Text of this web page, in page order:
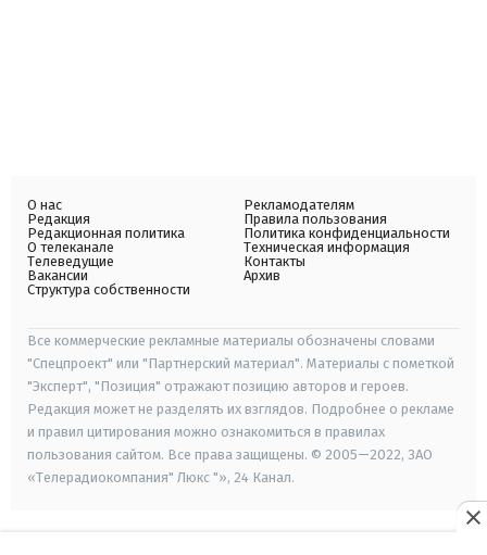
О нас
Редакция
Редакционная политика
О телеканале
Телеведущие
Вакансии
Структура собственности
Рекламодателям
Правила пользования
Политика конфиденциальности
Техническая информация
Контакты
Архив
Все коммерческие рекламные материалы обозначены словами
"Спецпроект" или "Партнерский материал". Материалы с пометкой
"Эксперт", "Позиция" отражают позицию авторов и героев.
Редакция может не разделять их взглядов. Подробнее о рекламе
и правил цитирования можно ознакомиться в правилах
пользования сайтом. Все права защищены. © 2005—2022, ЗАО
«Телерадиокомпания" Люкс "», 24 Канал.